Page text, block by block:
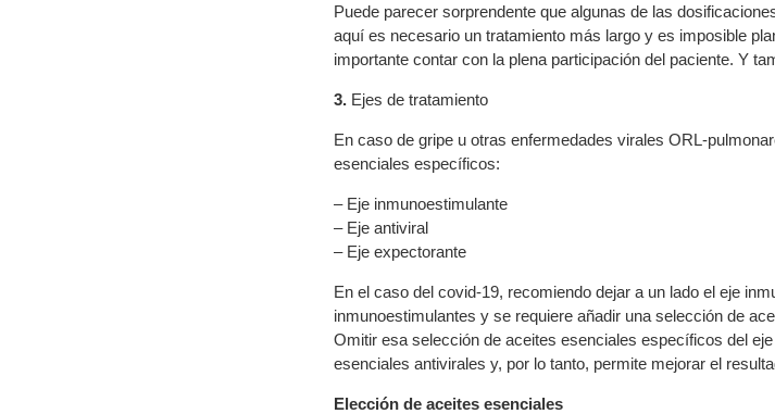
Puede parecer sorprendente que algunas de las
aquí es necesario un tratamiento más largo y es imposible
importante contar con la plena participación del paciente. Y
3.Ejes de tratamiento
En caso de gripe u otras enfermedades virales ORL-
esenciales específicos:
– Eje inmunoestimulante
– Eje antiviral
– Eje expectorante
En el caso del covid-19, recomiendo dejar a un lado el eje
inmunoestimulantes y se requiere añadir una selección de
Omitir esa selección de aceites esenciales específicos del
esenciales antivirales y, por lo tanto, permite mejorar el
Elección de aceites esenciales